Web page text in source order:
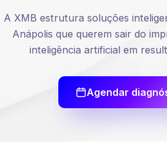
A XMB estrutura soluções
Anápolis que querem sair do
inteligência artificial em
Agendar